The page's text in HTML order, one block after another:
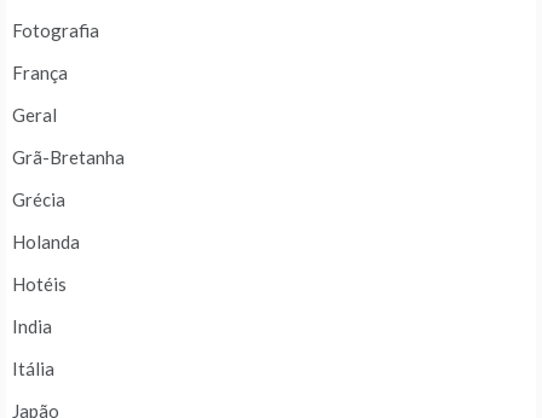
Fotografia
França
Geral
Grã-Bretanha
Grécia
Holanda
Hotéis
India
Itália
Japão